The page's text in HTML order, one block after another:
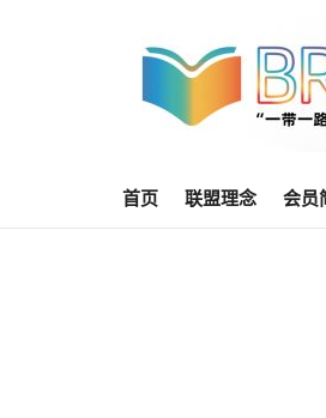
首页 联盟理念 会员